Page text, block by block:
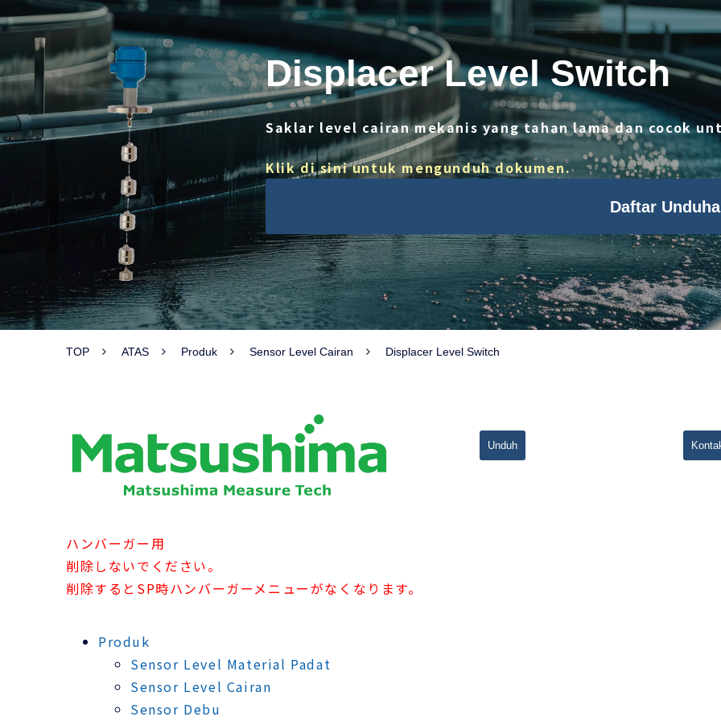
Displacer Level Switch
Saklar level cairan mekanis yang tahan lama dan cocok
Klik di sini untuk mengunduh dokumen.
Daftar
TOP ATAS Produk Sensor Level Cairan Displacer Level Switch
Unduh
ハンバーガー用
削除しないでください。
削除するとSP時ハンバーガーメニューがなくなります。
Produk
Sensor Level Material Padat
Sensor Level Cairan
Sensor Debu